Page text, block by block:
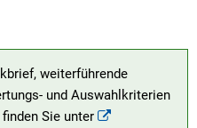
weiterführende
und Auswahlkriterien
Sie unter